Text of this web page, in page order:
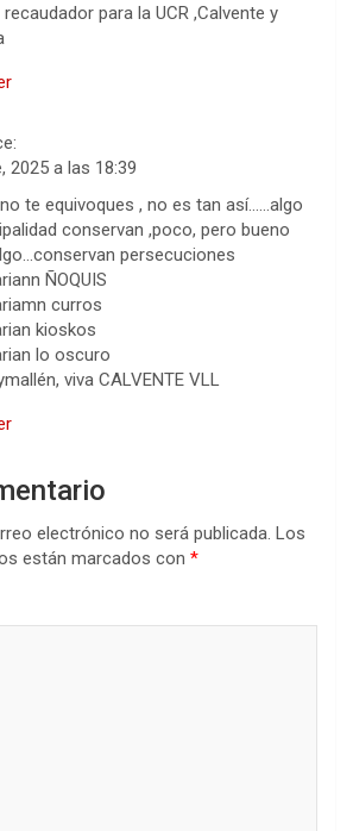
para la UCR ,Calvente y
2025 a las 18:39
te equivoques , no es tan así……algo
conservan ,poco, pero bueno
persecuciones
ÑOQUIS
curros
kioskos
lo oscuro
viva CALVENTE VLL
electrónico no será publicada. Los
están marcados con *